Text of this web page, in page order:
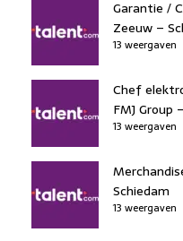
Garantie /
Zeeuw –
13 weergaven
Chef
FMJ Group
13 weergaven
Schiedam
13 weergaven